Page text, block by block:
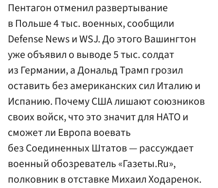
Пентагон отменил развертывание
в Польше 4 тыс. военных, сообщили
Defense News и WSJ. До этого Вашингтон
уже объявил о выводе 5 тыс. солдат
из Германии, а Дональд Трамп грозил
оставить без американских сил Италию и
Испанию. Почему США лишают союзников
своих войск, что это значит для НАТО и
сможет ли Европа воевать
без Соединенных Штатов — рассуждает
военный обозреватель «Газеты.Ru»,
полковник в отставке Михаил Ходаренок.